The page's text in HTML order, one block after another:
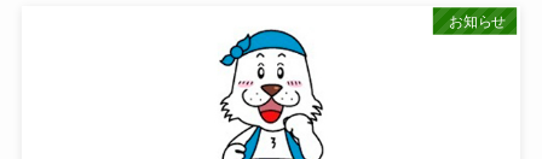
お知らせ